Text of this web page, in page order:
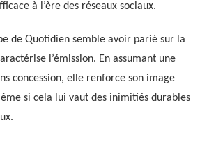
à l’ère des réseaux sociaux.
de Quotidien semble avoir parié sur la
l’émission. En assumant une
concession, elle renforce son image
si cela lui vaut des inimitiés durables